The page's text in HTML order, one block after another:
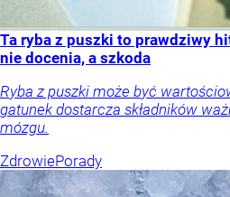
Ta ryba z puszki to prawdziwy
nie docenia, a szkoda
Ryba z puszki może być
gatunek dostarcza składników
mózgu.
ZdrowiePorady